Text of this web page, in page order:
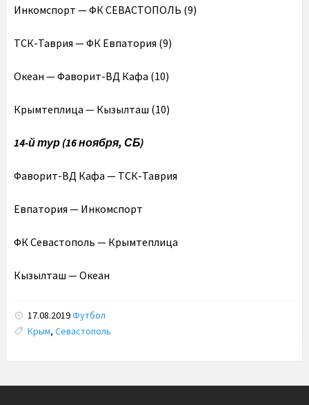
Инкомспорт — ФК СЕВАСТОПОЛЬ (9)
ТСК-Таврия — ФК Евпатория (9)
Океан — Фаворит-ВД Кафа (10)
Крымтеплица — Кызылташ (10)
14-й тур (16 ноября, СБ)
Фаворит-ВД Кафа — ТСК-Таврия
Евпатория — Инкомспорт
ФК Севастополь — Крымтеплица
Кызылташ — Океан
17.08.2019Футбол
Tags:
Крым, Севастополь